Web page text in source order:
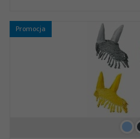
Promocja